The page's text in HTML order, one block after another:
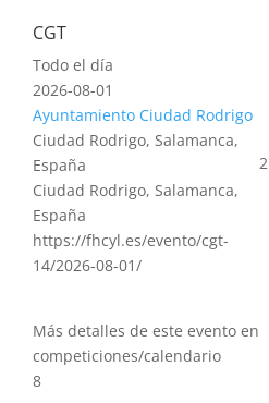
CGT
Todo el día
2026-08-01
Ayuntamiento Ciudad Rodrigo
Ciudad Rodrigo, Salamanca,
España
Ciudad Rodrigo, Salamanca,
España
https://fhcyl.es/evento/cgt-
14/2026-08-01/
Más detalles de este evento en
competiciones/calendario
2
8